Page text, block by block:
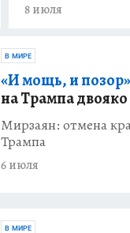
8 июля
В МИРЕ
«И мощь, и
на Трампа двояко
Мирзаян: отмена
Трампа
6 июля
В МИРЕ